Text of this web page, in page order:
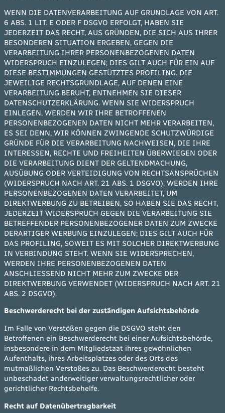
WENN DIE DATENVERARBEITUNG AUF GRUNDLAGE VON ART.
6 ABS. 1 LIT. E ODER F DSGVO ERFOLGT, HABEN SIE
JEDERZEIT DAS RECHT, AUS GRÜNDEN, DIE SICH AUS IHRER
BESONDEREN SITUATION ERGEBEN, GEGEN DIE
VERARBEITUNG IHRER PERSONENBEZOGENEN DATEN
WIDERSPRUCH EINZULEGEN; DIES GILT AUCH FÜR EIN AUF
DIESE BESTIMMUNGEN GESTÜTZTES PROFILING. DIE
JEWEILIGE RECHTSGRUNDLAGE, AUF DENEN EINE
VERARBEITUNG BERUHT, ENTNEHMEN SIE DIESER
DATENSCHUTZERKLÄRUNG. WENN SIE WIDERSPRUCH
EINLEGEN, WERDEN WIR IHRE BETROFFENEN
PERSONENBEZOGENEN DATEN NICHT MEHR VERARBEITEN,
ES SEI DENN, WIR KÖNNEN ZWINGENDE SCHUTZWÜRDIGE
GRÜNDE FÜR DIE VERARBEITUNG NACHWEISEN, DIE IHRE
INTERESSEN, RECHTE UND FREIHEITEN ÜBERWIEGEN ODER
DIE VERARBEITUNG DIENT DER GELTENDMACHUNG,
AUSÜBUNG ODER VERTEIDIGUNG VON RECHTSANSPRÜCHEN
(WIDERSPRUCH NACH ART. 21 ABS. 1 DSGVO). WERDEN IHRE
PERSONENBEZOGENEN DATEN VERARBEITET, UM
DIREKTWERBUNG ZU BETREIBEN, SO HABEN SIE DAS RECHT,
JEDERZEIT WIDERSPRUCH GEGEN DIE VERARBEITUNG SIE
BETREFFENDER PERSONENBEZOGENER DATEN ZUM ZWECKE
DERARTIGER WERBUNG EINZULEGEN; DIES GILT AUCH FÜR
DAS PROFILING, SOWEIT ES MIT SOLCHER DIREKTWERBUNG
IN VERBINDUNG STEHT. WENN SIE WIDERSPRECHEN,
WERDEN IHRE PERSONENBEZOGENEN DATEN
ANSCHLIESSEND NICHT MEHR ZUM ZWECKE DER
DIREKTWERBUNG VERWENDET (WIDERSPRUCH NACH ART. 21
ABS. 2 DSGVO).
Beschwerderecht bei der zuständigen Aufsichtsbehörde
Im Falle von Verstößen gegen die DSGVO steht den
Betroffenen ein Beschwerderecht bei einer Aufsichtsbehörde,
insbesondere in dem Mitgliedstaat ihres gewöhnlichen
Aufenthalts, ihres Arbeitsplatzes oder des Orts des
mutmaßlichen Verstoßes zu. Das Beschwerderecht besteht
unbeschadet anderweitiger verwaltungsrechtlicher oder
gerichtlicher Rechtsbehelfe.
Recht auf Datenübertragbarkeit